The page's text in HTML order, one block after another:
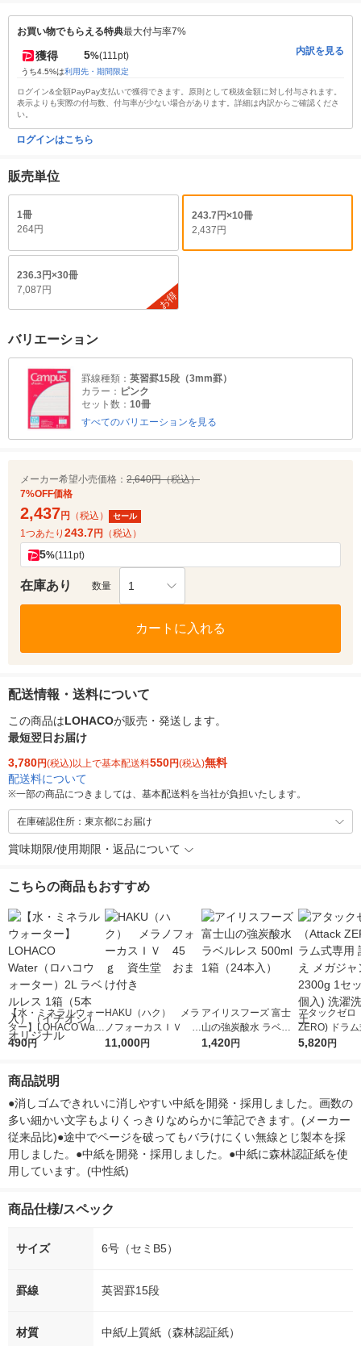
お買い物でもらえる特典最大付与率7%
獲得 5%(111pt)
うち4.5%は利用先・期間限定
内訳を見る
ログイン&全額PayPay支払いで獲得できます。原則として税抜金額に対し付与されます。
表示よりも実際の付与数、付与率が少ない場合があります。詳細は内訳からご確認くださ
い。
ログインはこちら
販売単位
1冊
264円
243.7円×10冊
2,437円
236.3円×30冊
7,087円
お得
バリエーション
罫線種類： 英習罫15段（3mm罫）
カラー： ピンク
セット数： 10冊
すべてのバリエーションを見る
メーカー希望小売価格： 2,640円（税込）
7%OFF価格
2,437円 （税込） セール
1つあたり 243.7円 （税込）
5%(111pt)
在庫あり 数量 1
カートに入れる
配送情報・送料について
この商品はLOHACOが販売・発送します。
最短翌日お届け
3,780円(税込)以上で基本配送料550円(税込)無料
配送料について
※一部の商品につきましては、基本配送料を当社が負担いたします。
在庫確認住所：東京都にお届け
賞味期限/使用期限・返品について
こちらの商品もおすすめ
【水・ミネラルウォー
ター】LOHACO Wate
r（ロハコウォータ
シ） オリジナル
490円
HAKU（ハク） メラ
ノフォーカスＩＶ 4
5ｇ 資生堂 おまけ
11,000円
アイリスフーズ 富士
山の強炭酸水 ラベル
レス 500ml 1箱（24
1,420円
アタックゼロ
ZERO) ドラ
詰め替え メガ
5,820円
商品説明
●消しゴムできれいに消しやすい中紙を開発・採用しました。画数の
多い細かい文字もよりくっきりなめらかに筆記できます。(メーカー
従来品比)●途中でページを破ってもバラけにくい無線とじ製本を採
用しました。●中紙を開発・採用しました。●中紙に森林認証紙を使
用しています。(中性紙)
商品仕様/スペック
サイズ 6号（セミB5）
罫線 英習罫15段
材質 中紙/上質紙（森林認証紙）